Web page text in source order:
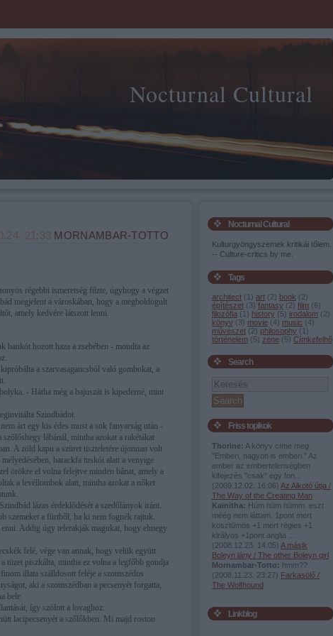
Nocturnal Cultural
Nocturnal Cultural
Kulturgyöngyszemek kritikái tőlem.
-- Culture-critics by me.
Tags
architect (1 ) art (2) book (2)
építészet (3) fantasy (2) film (6)
filozófia (1 ) history (5) irodalom (2)
könyv (3) movie (4) music (4)
művészet (2) philosophy (1 )
történelem (5) zene (5) Címkefelhő
Search
Friss topikok
Thorine: A könyv címe meg
"Emberi, nagyon is emberi." Az
ember az embertelenségben
kifejezés "csak" egy fon...
(2009.12.02. 16:06) Az Alkotó útja /
The Way of the Creating Man
Kainitha: Hüm hüm hümm. eszt
méég nem láttam. 1pont mert
kosztümös +1 mert régies +1
királyos +1pont anglia ...
(2008.12.23. 14:05) A másik
Boleyn lány / The other Boleyn girl
Mornambar-Totto: hmm??
(2008.11.23. 23:27) Farkasölő /
The Wolfhound
Linkblog
21:33 MORNAMBAR-TOTTO
régebbi ismeretség fűzte, úgyhogy a végzet
megjelent a városkában, hogy a megboldogult
amely kedvére látszott lenni.
bankót hozott haza a zsebében - mondta az
a szarvasagancsból való gombokat, a
- Hátha még a bajuszát is kipederné, mint
Szindbádot.
árt egy kis édes must a sok fanyarság után -
lábánál, mintha azokat a rakétákat
A zöld kapu a szüret tisztele­tére újonnan volt
barackfa tuskói alatt a venyige
örökre el volna felejtve minden bánat, amely a
a levéllombok alatt, mintha azokat a nőket
lázas érdeklődését a szedőlányok iránt.
szemeket a fürtből, ha ki nem fognék rajtuk.
Addig úgy telerakják magukat, hogy elmegy
felé, vége van annak, hogy velük együtt
tüzet piszkálta, mintha ez volna a legfőbb gondja
illata szálldosott feléje a szomszédos
aki a szomszédban a pecsenyét forgatta,
bele.
így szólott a lovaghoz:
lacipecsenyét a szőlőkben. Mi majd roston